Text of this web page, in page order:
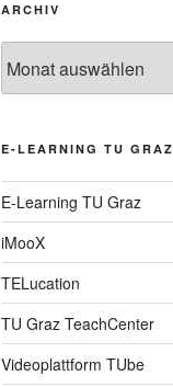
ARCHIV
E-LEARNING TU GRAZ
E-Learning TU Graz
iMooX
TELucation
TU Graz TeachCenter
Videoplattform TUbe